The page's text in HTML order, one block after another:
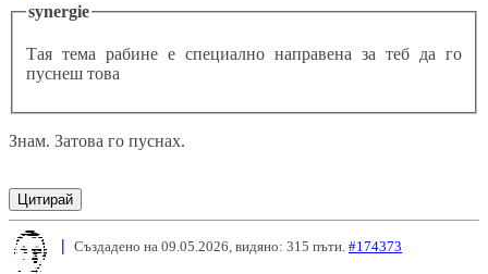
synergie
Тая тема рабине е специално направена за теб да го
пуснеш това
Знам. Затова го пуснах.
Цитирай
| Създадено на 09.05.2026, видяно: 315 пъти. #174373